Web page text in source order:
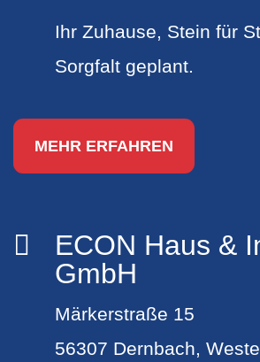
Ihr Zuhause, Stein für
Sorgfalt geplant.
MEHR ERFAHREN

ECON Haus &
GmbH
Märkerstraße 15
56307 Dernbach,